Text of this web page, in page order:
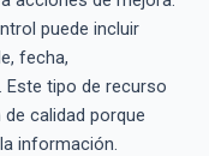
puede incluir
fecha,
tipo de recurso
calidad porque
información.